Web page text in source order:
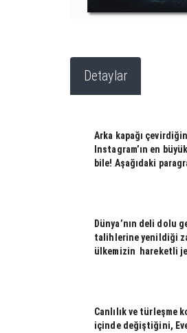
Detaylar
Arka kapağı
Instagram’ın en
bile! Aşağıdaki
Dünya’nın deli dolu
talihlerine yenildiği
ülkemizin
hareketli
Canlılık ve türleşme
içinde değiştiğini,